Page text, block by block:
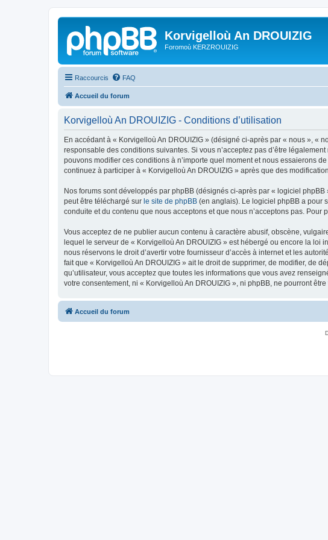
Korvigelloù An DROUIZIG
Foromoù KERZROUIZIG
Raccourcis FAQ
Accueil du forum
Korvigelloù An DROUIZIG - Conditions d’utilisation
En accédant à « Korvigelloù An DROUIZIG » (désigné ci-après par « nous », «
responsable des conditions suivantes. Si vous n’acceptez pas d’être
pouvons modifier ces conditions à n’importe quel moment et nous essaierons
continuez à participer à « Korvigelloù An DROUIZIG » après que des
Nos forums sont développés par phpBB (désignés ci-après par « logiciel
peut être téléchargé sur le site de phpBB (en anglais). Le logiciel phpBB a pour
conduite et du contenu que nous acceptons et que nous n’acceptons pas. Pour
Vous acceptez de ne publier aucun contenu à caractère abusif, obscène,
lequel le serveur de « Korvigelloù An DROUIZIG » est hébergé ou encore la
nous réservons le droit d’avertir votre fournisseur d’accès à internet et les
fait que « Korvigelloù An DROUIZIG » ait le droit de supprimer, de modifier, de
qu’utilisateur, vous acceptez que toutes les informations que vous avez
votre consentement, ni « Korvigelloù An DROUIZIG », ni phpBB, ne pourront
Accueil du forum